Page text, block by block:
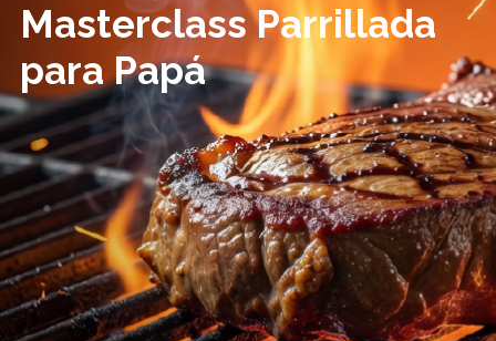
Masterclass Parrillada
para Papá